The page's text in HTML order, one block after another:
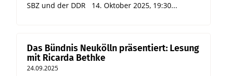
SBZ und der DDR 14. Oktober 2025, 19:30...
Das Bündnis Neukölln präsentiert: Lesung
mit Ricarda Bethke
24.09.2025